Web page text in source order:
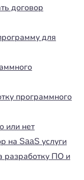
договор
для
программного
или нет
на SaaS услуги
разработку ПО и